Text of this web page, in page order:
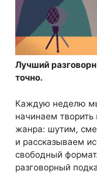
Лучший
точно.
Каждую неделю
начинаем
жанра: шутим,
и рассказываем
свободный
разговорный